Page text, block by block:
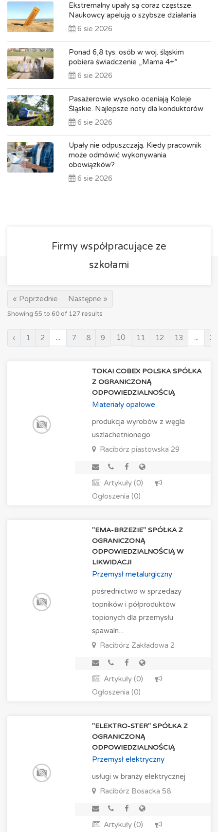
Ekstremalny upały są coraz częstsze.
Naukowcy apelują o szybsze działania
6 sie 2026
Ponad 6,8 tys. osób w woj. śląskim
pobiera świadczenie „Mama 4+”
6 sie 2026
Pasażerowie wysoko oceniają Koleje
Śląskie. Najlepsze noty dla konduktorów
6 sie 2026
Upały nie odpuszczają. Kiedy pracownik
może odmówić wykonywania
obowiązków?
6 sie 2026
Firmy współpracujące ze
szkołami
« Poprzednie Następne »
Showing 55 to 60 of 127 results
‹ 1 2 ... 7 8 9 10 11 12 13 ... 21
TOKAI COBEX POLSKA SPÓŁKA
Z OGRANICZONĄ
ODPOWIEDZIALNOŚCIĄ
Materiały opałowe
produkcja wyrobów z węgla
uszlachetnionego
Racibórz piastowska 29
Artykuły (0)
Ogłoszenia (0)
"EMA-BRZEZIE" SPÓŁKA Z
OGRANICZONĄ
ODPOWIEDZIALNOŚCIĄ W
LIKWIDACJI
Przemysł metalurgiczny
pośrednictwo w sprzedaży
topników i półproduktów
topionych dla przemysłu
spawaln...
Racibórz Zakładowa 2
Artykuły (0)
Ogłoszenia (0)
"ELEKTRO-STER" SPÓŁKA Z
OGRANICZONĄ
ODPOWIEDZIALNOŚCIĄ
Przemysł elektryczny
usługi w branży elektrycznej
Racibórz Bosacka 58
Artykuły (0)